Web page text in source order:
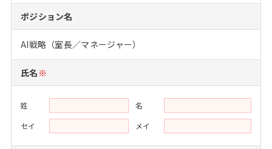
インターン受入企業一覧
MBAを生かす求人特集
年齢と年収の相関図
注目企業インタビュー
Career Talk Live
ニュースリリース
ポジション名
AI戦略（室長／マネージャー）
氏名 ※
姓
名
セイ
メイ